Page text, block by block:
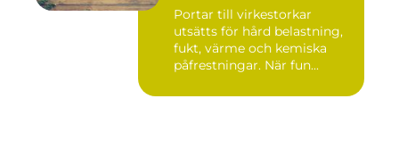
Portar till virkestorkar
utsätts för hård belastning,
fukt, värme och kemiska
påfrestningar. När fun...